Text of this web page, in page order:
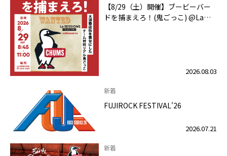
【8/29（土）開催】ブービーバー
ドを捕まえろ！(鬼ごっこ) @La
2026.08.03
新着
FUJIROCK FESTIVAL'26
2026.07.21
新着